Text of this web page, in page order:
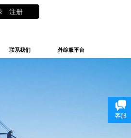
联系我们 外综服平台
注册
客服